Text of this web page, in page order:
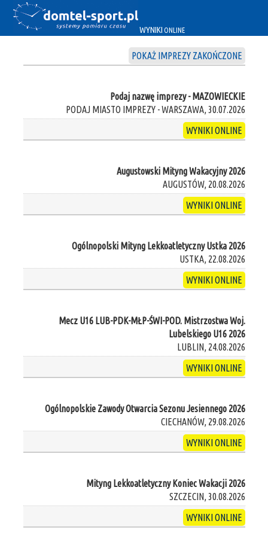
WYNIKI ONLINE
POKAŻ IMPREZY ZAKOŃCZONE
Podaj nazwę imprezy - MAZOWIECKIE
PODAJ MIASTO IMPREZY - WARSZAWA, 30.07.2026
WYNIKI ONLINE
Augustowski Mityng Wakacyjny 2026
AUGUSTÓW, 20.08.2026
WYNIKI ONLINE
Ogólnopolski Mityng Lekkoatletyczny Ustka 2026
USTKA, 22.08.2026
WYNIKI ONLINE
Mecz U16 LUB-PDK-MŁP-ŚWI-POD. Mistrzostwa Woj.
Lubelskiego U16 2026
LUBLIN, 24.08.2026
WYNIKI ONLINE
Ogólnopolskie Zawody Otwarcia Sezonu Jesiennego 2026
CIECHANÓW, 29.08.2026
WYNIKI ONLINE
Mityng Lekkoatletyczny Koniec Wakacji 2026
SZCZECIN, 30.08.2026
WYNIKI ONLINE